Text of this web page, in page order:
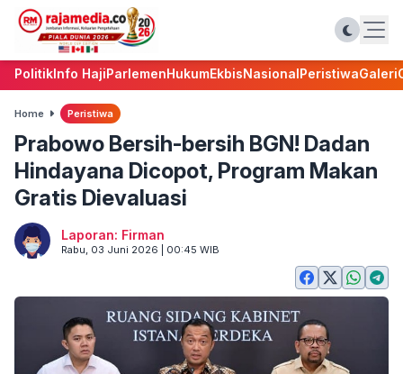
PolitikInfo HajiParlemenHukumEkbisNasionalPeristiwaGaleri
Home Peristiwa
Prabowo Bersih-bersih BGN! Dadan
Hindayana Dicopot, Program Makan
Gratis Dievaluasi
Laporan: Firman
Rabu, 03 Juni 2026 | 00:45 WIB